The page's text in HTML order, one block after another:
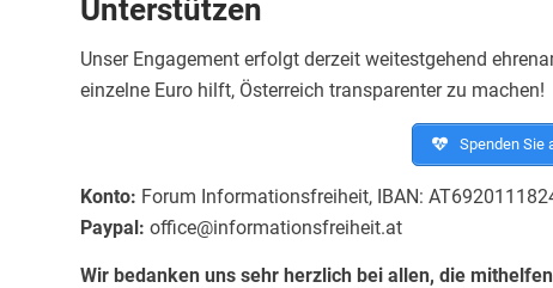
Unterstützen
Unser Engagement erfolgt derzeit weitestgehend
einzelne Euro hilft, Österreich transparenter zu machen!
Spenden Sie
Konto: Forum Informationsfreiheit, IBAN:
Paypal: office@informationsfreiheit.at
Wir bedanken uns sehr herzlich bei allen, die